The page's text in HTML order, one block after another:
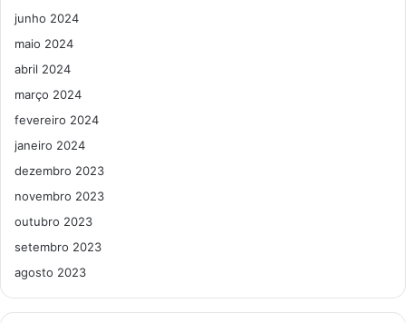
junho 2024
maio 2024
abril 2024
março 2024
fevereiro 2024
janeiro 2024
dezembro 2023
novembro 2023
outubro 2023
setembro 2023
agosto 2023